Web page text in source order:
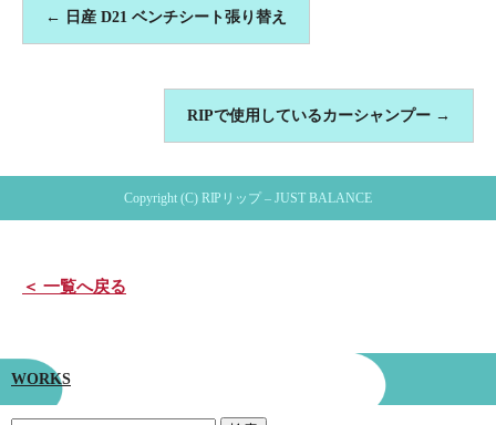
← 日産 D21 ベンチシート張り替え
RIPで使用しているカーシャンプー →
Copyright (C) RIPリップ – JUST BALANCE
＜ 一覧へ戻る
WORKS